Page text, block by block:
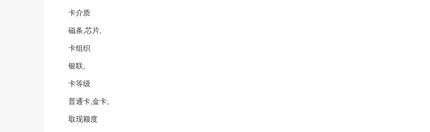
卡介质
磁条,芯片,
卡组织
银联,
卡等级
普通卡,金卡,
取现额度